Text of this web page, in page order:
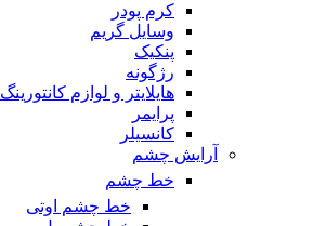
کرم پودر
وسایل گریم
پنکیک
رژگونه
هایلایتر و لوازم کانتورینگ
پرایمر
کانسیلر
آرایش چشم
خط چشم
خط چشم اوتی